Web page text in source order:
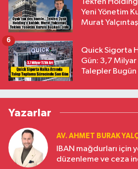
Tekfen
Yeni Yönetim
Murat
Quick Sigorta
Gün: 3,7 Milyar
Talepler Bugün
6
Yazarlar
AV. AHMET BURAK
IBAN mağdurları için
düzenleme ve ceza